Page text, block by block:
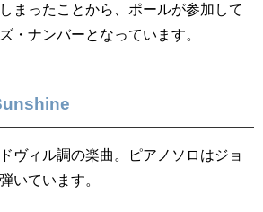
まったことから、ポールが参加して
・ナンバーとなっています。
ヴィル調の楽曲。ピアノソロはジョ
いています。